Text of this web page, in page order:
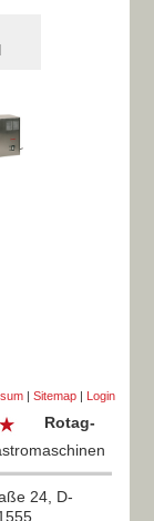
| Sitemap| Login
Rotag-
24, D-